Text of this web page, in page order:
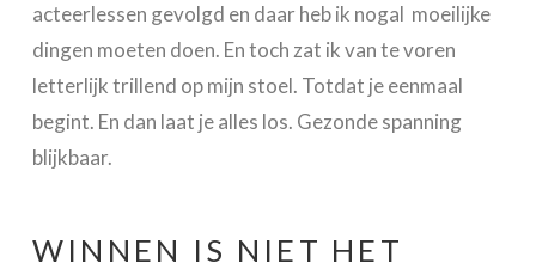
acteerlessen gevolgd en daar heb ik nogal moeilijke
dingen moeten doen. En toch zat ik van te voren
letterlijk trillend op mijn stoel. Totdat je eenmaal
begint. En dan laat je alles los. Gezonde spanning
blijkbaar.
WINNEN IS NIET HET